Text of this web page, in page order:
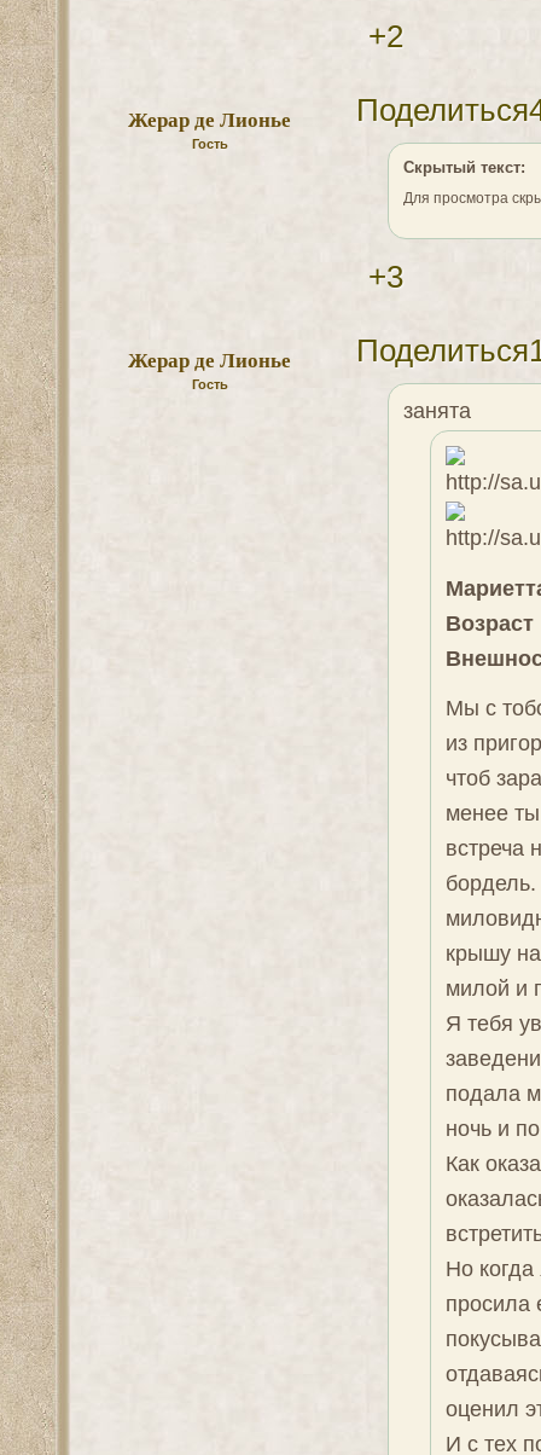
+2
Поделиться
Жерар де Лионье
Гость
Скрытый текст:
Для просмотра
+3
Поделиться
Жерар де Лионье
Гость
занята
Возраст
Мы с
из
чтоб
менее
встреча
крышу
милой и
Я тебя
подала
ночь и
Как
Но
просила
оценил
И с тех